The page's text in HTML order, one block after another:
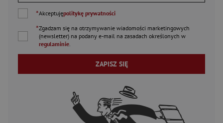
*Akceptujępolitykę prywatności
*Zgadzam się na otrzymywanie wiadomości marketingowych
(newsletter) na podany e-mail na zasadach określonych w
regulaminie.
ZAPISZ SIĘ